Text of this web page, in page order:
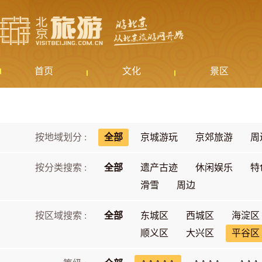
首页 文化 景区
按地域划分 : 全部 京城游玩 京郊旅游 周
按分类搜索 : 全部 遗产古迹 休闲娱乐
特
滑雪
周边
按区域搜索 : 全部 东城区 西城区
海淀区
顺义区
大兴区 平谷区